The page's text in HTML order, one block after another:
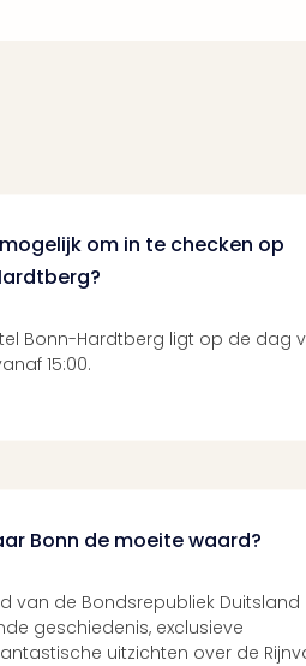
om in te checken op
Bonn-Hardtberg ligt op de dag
15:00.
Bonn de moeite waard?
van de Bondsrepubliek
geschiedenis, exclusieve
uitzichten over de